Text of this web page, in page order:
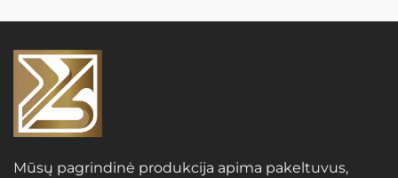
Mūsų pagrindinė produkcija apima pakeltuvus,